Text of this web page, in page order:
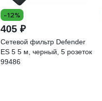
-12%
405 ₽
Сетевой фильтр Defender
ES 5 5 м, черный, 5 розеток
99486